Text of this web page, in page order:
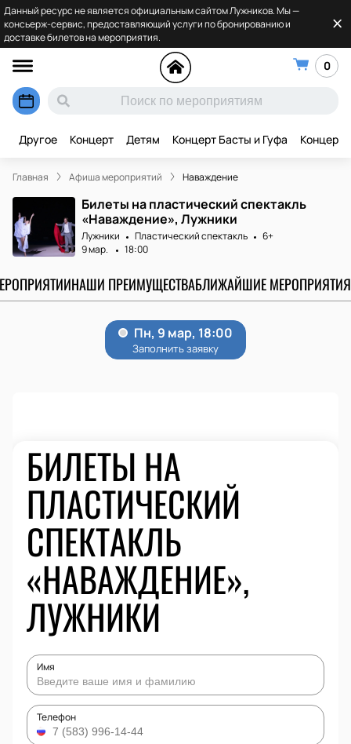
Данный ресурс не является официальным сайтом Лужников. Мы —
консьерж-сервис, предоставляющий услуги по бронированию и
доставке билетов на мероприятия.
0
Другое Концерт Детям Концерт Басты и Гуфа Концерт
Главная Афиша мероприятий Наваждение
Билеты на пластический спектакль
«Наваждение», Лужники
Лужники Пластический спектакль
6+
9 мар.
18:00
НАШИ ПРЕИМУЩЕСТВАБЛИЖАЙШИЕ МЕРОПРИЯТИЯ
БИЛЕТЫ НА
ПЛАСТИЧЕСКИЙ
СПЕКТАКЛЬ
«НАВАЖДЕНИЕ»,
ЛУЖНИКИ
Имя
Телефон